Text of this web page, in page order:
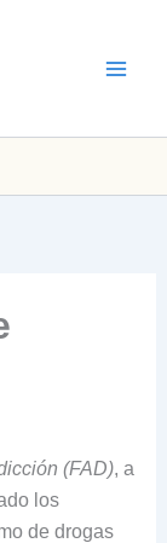
(FAD), a
los
de drogas